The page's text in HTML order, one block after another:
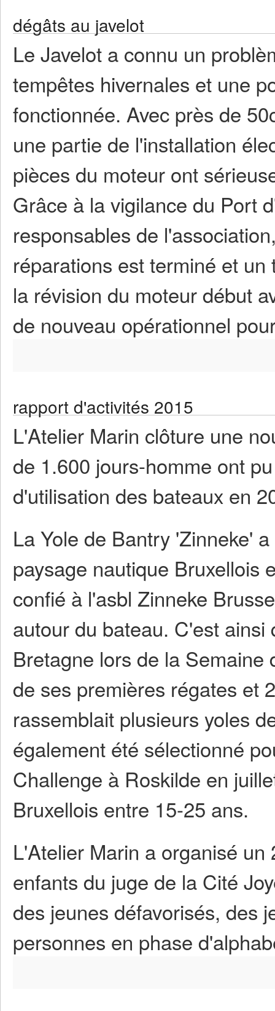
dégâts au javelot
Le Javelot a connu un
tempêtes hivernales et une
fonctionnée. Avec près de
une partie de l'installation
pièces du moteur ont
Grâce à la vigilance du Port
responsables de
réparations est terminé et
la révision du moteur début
de nouveau opérationnel
rapport d'activités 2015
L'Atelier Marin clôture une
de 1.600 jours-homme ont
d'utilisation des bateaux en
La Yole de Bantry 'Zinneke'
paysage nautique Bruxellois
confié à l'asbl Zinneke
autour du bateau. C'est
Bretagne lors de la
de ses premières régates et
rassemblait plusieurs yoles
également été sélectionné
Challenge à Roskilde en
Bruxellois entre 15-25 ans.
L'Atelier Marin a organisé
enfants du juge de la Cité
des jeunes défavorisés, des
personnes en phase